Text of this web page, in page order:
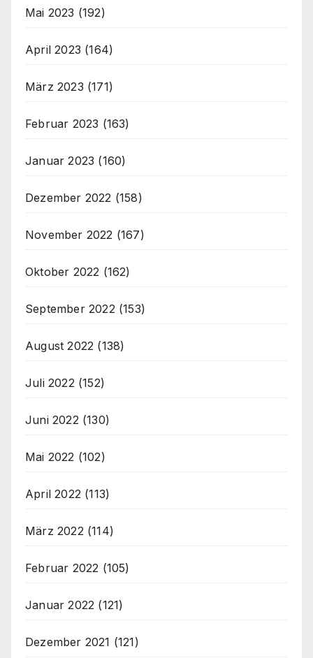
Mai 2023 (192)
April 2023 (164)
März 2023 (171)
Februar 2023 (163)
Januar 2023 (160)
Dezember 2022 (158)
November 2022 (167)
Oktober 2022 (162)
September 2022 (153)
August 2022 (138)
Juli 2022 (152)
Juni 2022 (130)
Mai 2022 (102)
April 2022 (113)
März 2022 (114)
Februar 2022 (105)
Januar 2022 (121)
Dezember 2021 (121)